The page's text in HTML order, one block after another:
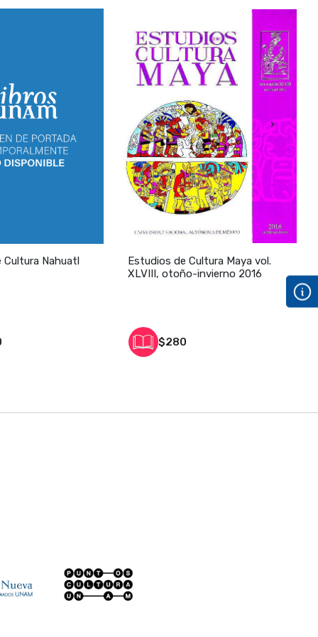
61
(1583-
1810)
Cultura Nahuatl
Estudios de Cultura Maya vol.
XLVIII, otoño-invierno 2016
$280
›